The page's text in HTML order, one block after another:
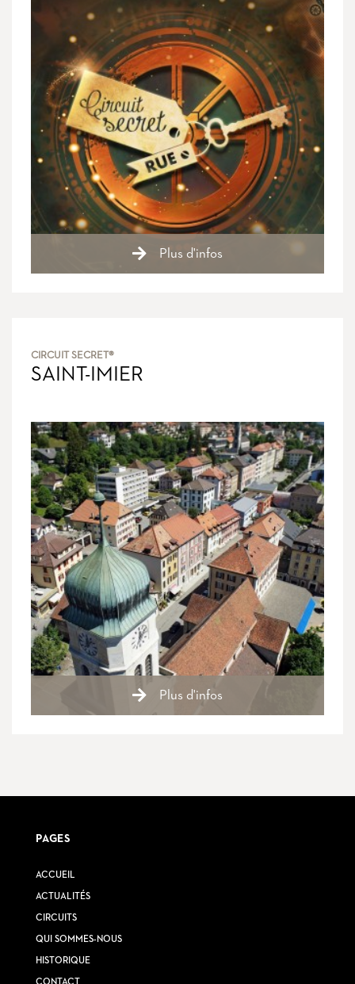
Plus d'infos
CIRCUIT SECRET®
SAINT-IMIER
Plus d'infos
PAGES
ACCUEIL
ACTUALITÉS
CIRCUITS
QUI SOMMES-NOUS
HISTORIQUE